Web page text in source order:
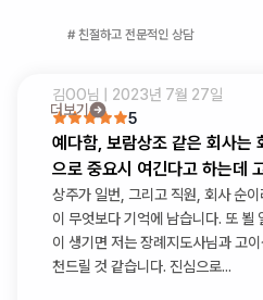
# 친절하고 전문적인 상담
더보기
김OO님 | 2023년 7월 27일
5
예다함, 보람상조 같은 회사는
으로 중요시 여긴다고 하는데
상주가 일번, 그리고 직원, 회사 순
이 무엇보다 기억에 남습니다. 또 뵐
이 생기면 저는 장례지도사님과 고
천드릴 것 같습니다. 진심으로...